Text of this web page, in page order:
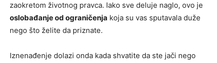
zaokretom životnog pravca. Iako sve deluje naglo, ovo je
oslobađanje od ograničenja koja su vas sputavala duže
nego što želite da priznate.
Iznenađenje dolazi onda kada shvatite da ste jači nego